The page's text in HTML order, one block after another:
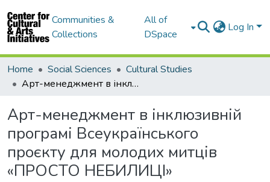
Communities &
Collections
All of
DSpace
Log In
Home Social Sciences
Cultural Studies
Арт-менеджмент в інклюзивній програмі Всеукраїнського проєкту для молодих митців «ПРОСТО НЕБИЛИЦІ»
Арт-менеджмент в інклюзивній
програмі Всеукраїнського
проєкту для молодих митців
«ПРОСТО НЕБИЛИЦІ»